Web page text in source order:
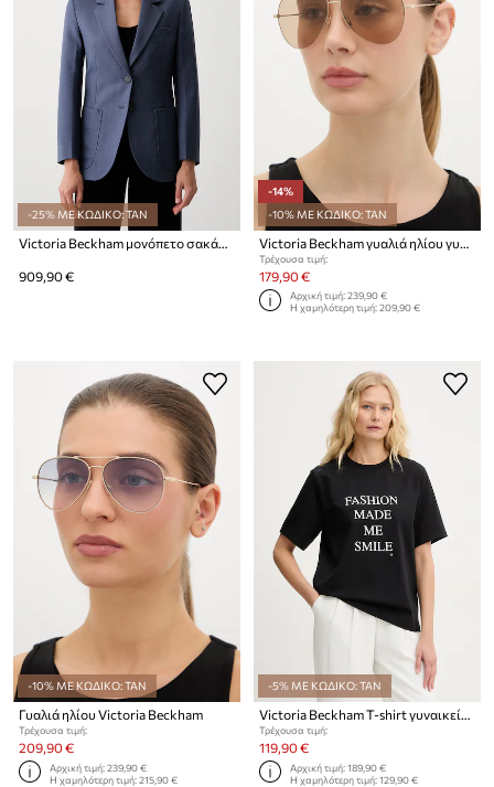
-25% ΜΕ ΚΩΔΙΚΟ: TAN
Victoria Beckham μονόπετο σακάκι γυναικείο με πρόσμιξη μαλλιού Katherine
909,90 €
-14%
-10% ΜΕ ΚΩΔΙΚΟ: TAN
Victoria Beckham γυαλιά ηλίου γυναικεία
Τρέχουσα τιμή:
179,90 €
Αρχική τιμή:239,90 €
Η χαμηλότερη τιμή:209,90 €
-10% ΜΕ ΚΩΔΙΚΟ: TAN
Γυαλιά ηλίου Victoria Beckham
Τρέχουσα τιμή:
209,90 €
Αρχική τιμή:239,90 €
Η χαμηλότερη τιμή:215,90 €
-5% ΜΕ ΚΩΔΙΚΟ: TAN
Victoria Beckham T-shirt γυναικείο βαμβακερό
Τρέχουσα τιμή:
119,90 €
Αρχική τιμή:189,90 €
Η χαμηλότερη τιμή:129,90 €